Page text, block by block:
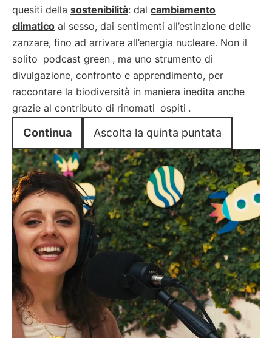
quesiti della sostenibilità: dal cambiamento
climatico al sesso, dai sentimenti all’estinzione delle
zanzare, fino ad arrivare all’energia nucleare. Non il
solito podcast green , ma uno strumento di
divulgazione, confronto e apprendimento, per
raccontare la biodiversità in maniera inedita anche
grazie al contributo di rinomati ospiti .
Continua Ascolta la quinta puntata